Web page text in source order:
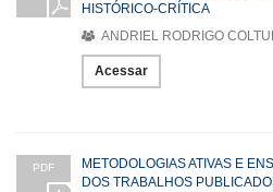
HISTÓRICO-CRÍTICA
ANDRIEL RODRIGO
Acessar
PDF
METODOLOGIAS ATIVAS E
DOS TRABALHOS